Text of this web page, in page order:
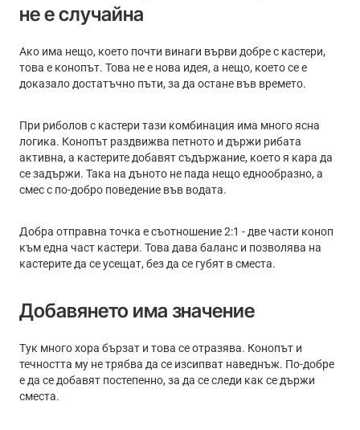
не е случайна
Ако има нещо, което почти винаги върви добре с кастери,
това е конопът. Това не е нова идея, а нещо, което се е
доказало достатъчно пъти, за да остане във времето.
При риболов с кастери тази комбинация има много ясна
логика. Конопът раздвижва петното и държи рибата
активна, а кастерите добавят съдържание, което я кара да
се задържи. Така на дъното не пада нещо еднообразно, а
смес с по-добро поведение във водата.
Добра отправна точка е съотношение 2:1 - две части коноп
към една част кастери. Това дава баланс и позволява на
кастерите да се усещат, без да се губят в сместа.
Добавянето има значение
Тук много хора бързат и това се отразява. Конопът и
течността му не трябва да се изсипват наведнъж. По-добре
е да се добавят постепенно, за да се следи как се държи
сместа.